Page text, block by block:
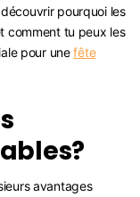
pourquoi les
comment tu peux les
pour unefête
avantages